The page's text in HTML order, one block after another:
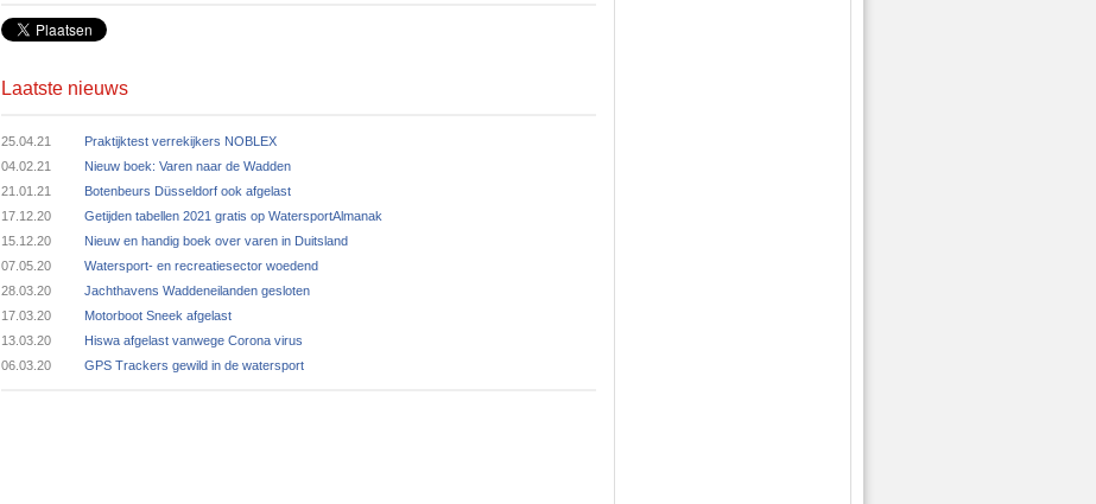
Laatste nieuws
25.04.21
Praktijktest verrekijkers NOBLEX
04.02.21
Nieuw boek: Varen naar de Wadden
21.01.21
Botenbeurs Düsseldorf ook afgelast
17.12.20
Getijden tabellen 2021 gratis op WatersportAlmanak
15.12.20
Nieuw en handig boek over varen in Duitsland
07.05.20
Watersport- en recreatiesector woedend
28.03.20
Jachthavens Waddeneilanden gesloten
17.03.20
Motorboot Sneek afgelast
13.03.20
Hiswa afgelast vanwege Corona virus
06.03.20
GPS Trackers gewild in de watersport